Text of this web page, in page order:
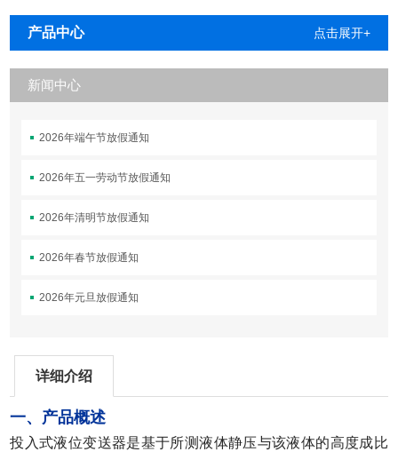
产品中心 点击展开+
新闻中心
2026年端午节放假通知
2026年五一劳动节放假通知
2026年清明节放假通知
2026年春节放假通知
2026年元旦放假通知
详细介绍
一、产品概述
投入式液位变送器是基于所测液体静压与该液体的高度成比